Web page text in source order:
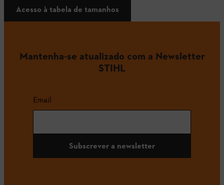
Acesso à tabela de tamanhos
Mantenha-se atualizado com a Newsletter
STIHL
Email
Subscrever a newsletter